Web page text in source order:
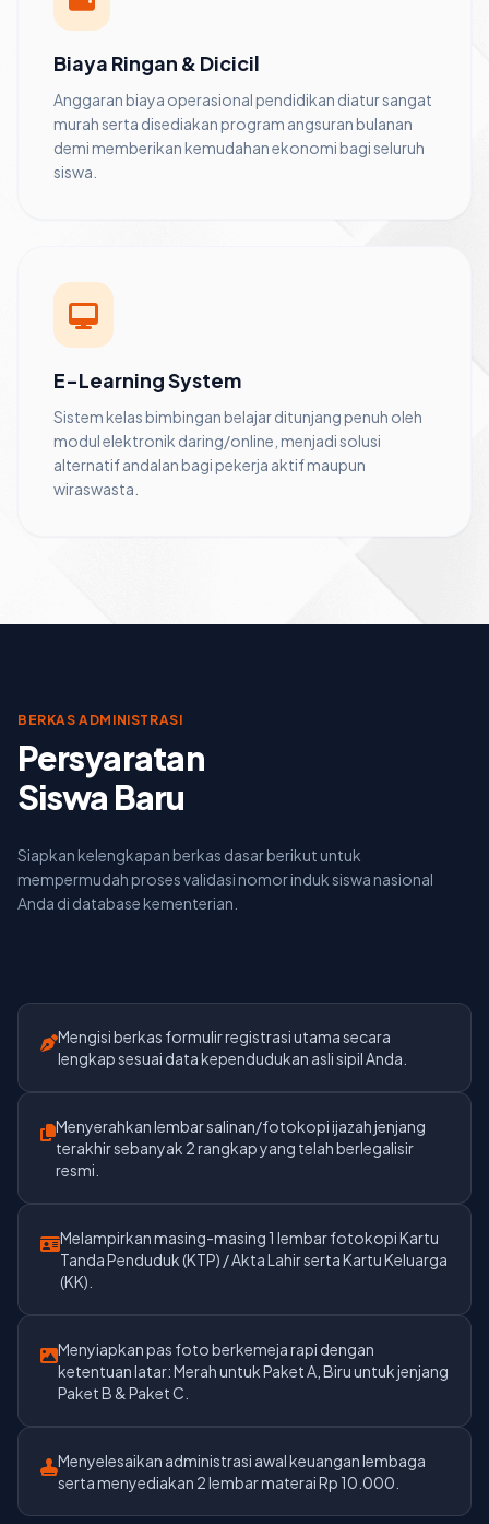
Biaya Ringan & Dicicil
Anggaran biaya operasional pendidikan diatur sangat
murah serta disediakan program angsuran bulanan
demi memberikan kemudahan ekonomi bagi seluruh
siswa.
E-Learning System
Sistem kelas bimbingan belajar ditunjang penuh oleh
modul elektronik daring/online, menjadi solusi
alternatif andalan bagi pekerja aktif maupun
wiraswasta.
BERKAS ADMINISTRASI
Persyaratan
Siswa Baru
Siapkan kelengkapan berkas dasar berikut untuk
mempermudah proses validasi nomor induk siswa nasional
Anda di database kementerian.
Mengisi berkas formulir registrasi utama secara
lengkap sesuai data kependudukan asli sipil Anda.
Menyerahkan lembar salinan/fotokopi ijazah jenjang
terakhir sebanyak 2 rangkap yang telah berlegalisir
resmi.
Melampirkan masing-masing 1 lembar fotokopi Kartu
Tanda Penduduk (KTP) / Akta Lahir serta Kartu Keluarga
(KK).
Menyiapkan pas foto berkemeja rapi dengan
ketentuan latar: Merah untuk Paket A, Biru untuk jenjang
Paket B & Paket C.
Menyelesaikan administrasi awal keuangan lembaga
serta menyediakan 2 lembar materai Rp 10.000.